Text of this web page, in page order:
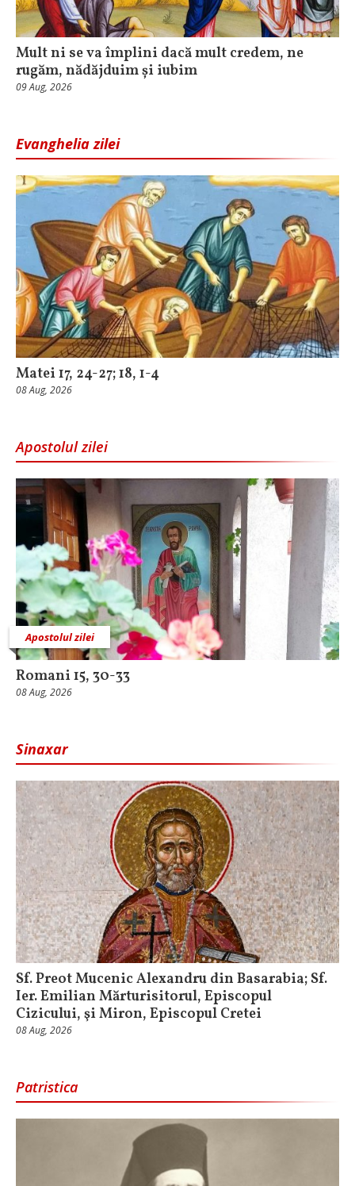
Mult ni se va împlini dacă mult credem, ne
rugăm, nădăjduim și iubim
09 Aug, 2026
Evanghelia zilei
Matei 17, 24-27; 18, 1-4
08 Aug, 2026
Apostolul zilei
Apostolul zilei
Romani 15, 30-33
08 Aug, 2026
Sinaxar
Sf. Preot Mucenic Alexandru din Basarabia; Sf.
Ier. Emilian Mărturisitorul, Episcopul
Cizicului, şi Miron, Episcopul Cretei
08 Aug, 2026
Patristica